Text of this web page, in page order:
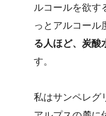
ルコールを欲す
っとアルコール
る人ほど、炭酸
す。
私はサンペレグ